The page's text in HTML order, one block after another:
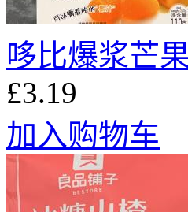
哆比爆浆芒
£3.19
加入购物车